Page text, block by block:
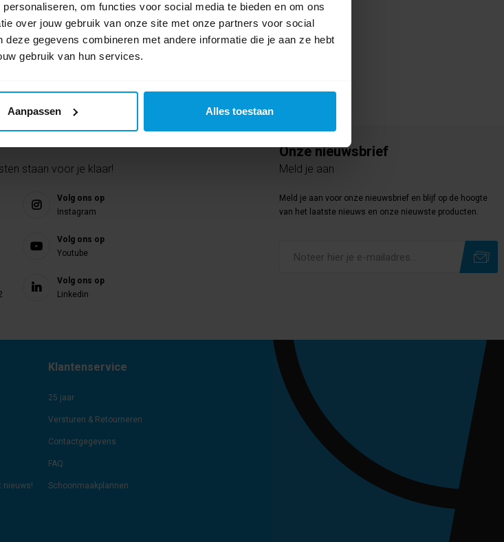
om functies voor social media te bieden en om ons
over jouw gebruik van onze site met onze partners voor social
gegevens combineren met andere informatie die je aan ze hebt
gebruik van hun services.
Aanpassen Alles toestaan
staan voor je klaar!
Volg ons op
Instagram
Volg ons op
Youtube
Volg ons op
Linkedin
Onze nieuwsbrief
Meld je aan
Meld je aan voor onze nieuwsbrief en blijf op de hoogte
van het laatste nieuws en onze nieuwste producten.
nieuws!
Klantenservice
25 jaar
Versturen & Retourneren
Contactgegevens
FAQ
Schoonmaakplannen